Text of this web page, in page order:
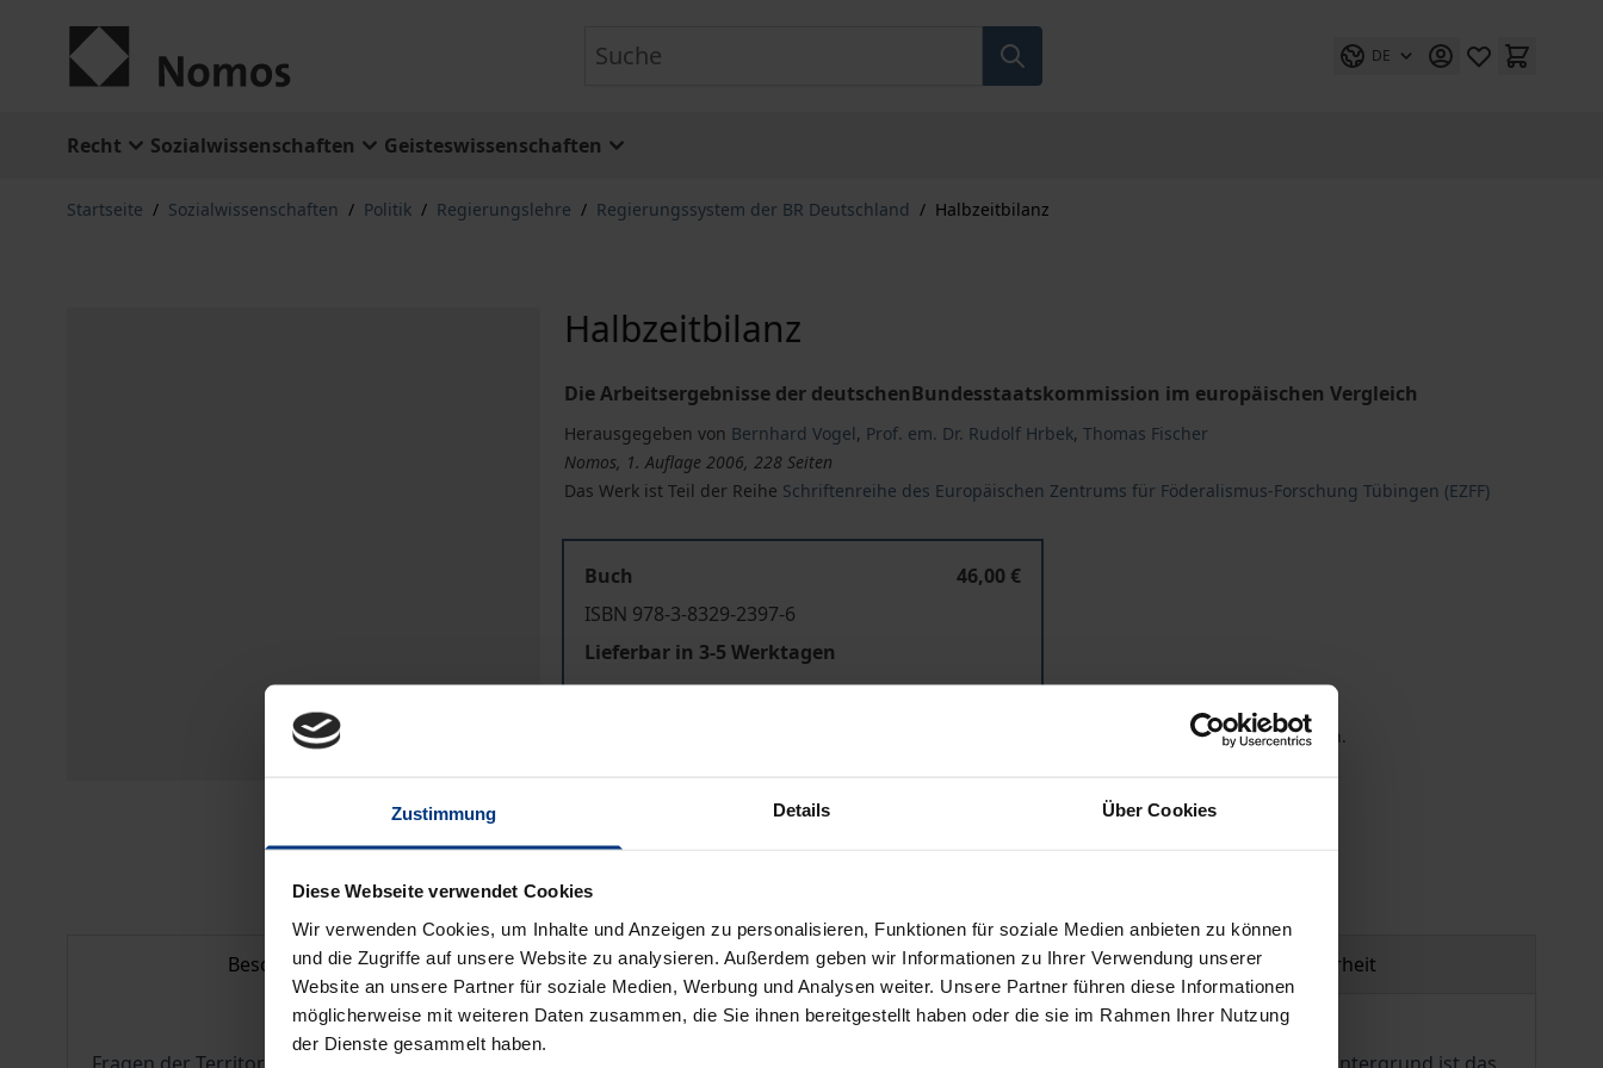
Zustimmung Details Über Cookies
Diese Webseite verwendet Cookies
Wir verwenden Cookies, um Inhalte und Anzeigen zu personalisieren, Funktionen für soziale Medien anbieten zu können
und die Zugriffe auf unsere Website zu analysieren. Außerdem geben wir Informationen zu Ihrer Verwendung unserer
Website an unsere Partner für soziale Medien, Werbung und Analysen weiter. Unsere Partner führen diese Informationen
möglicherweise mit weiteren Daten zusammen, die Sie ihnen bereitgestellt haben oder die sie im Rahmen Ihrer Nutzung
der Dienste gesammelt haben.
DE
Recht Sozialwissenschaften Geisteswissenschaften
Startseite / Sozialwissenschaften / Politik / Regierungslehre / Regierungssystem der BR Deutschland / Halbzeitbilanz
Halbzeitbilanz
Die Arbeitsergebnisse der deutschenBundesstaatskommission im europäischen Vergleich
Herausgegeben von Bernhard Vogel, Prof. em. Dr. Rudolf Hrbek,Thomas Fischer
Nomos, 1. Auflage 2006, 228 Seiten
Das Werk ist Teil der Reihe Schriftenreihe des Europäischen Zentrums für Föderalismus-Forschung Tübingen (EZFF)
Buch
46,00 €
ISBN 978-3-8329-2397-6
Lieferbar in 3-5 Werktagen
Preisangaben inkl. MwSt. Abhängig von der Lieferadresse kann die MwSt. an der Kasse variieren.
In den Warenkorb Zur Wunschliste hinzufügen
Hinweise zu Versandkosten
Beschreibung Bibliografische Angaben Produktsicherheit